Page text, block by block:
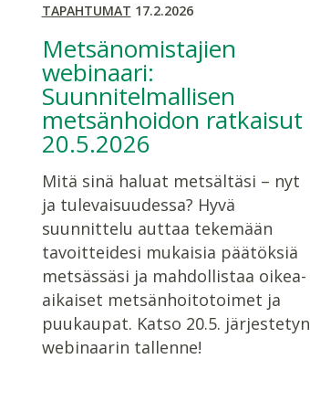
TAPAHTUMAT 17.2.2026
Metsänomistajien
webinaari:
Suunnitelmallisen
metsänhoidon ratkaisut
20.5.2026
Mitä sinä haluat metsältäsi – nyt
ja tulevaisuudessa? Hyvä
suunnittelu auttaa tekemään
tavoitteidesi mukaisia päätöksiä
metsässäsi ja mahdollistaa oikea-
aikaiset metsänhoitotoimet ja
puukaupat. Katso 20.5. järjestetyn
webinaarin tallenne!